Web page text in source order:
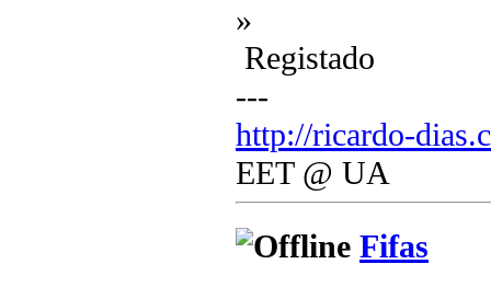
»
Registado
---
http://ricardo-
EET @ UA
Fifas